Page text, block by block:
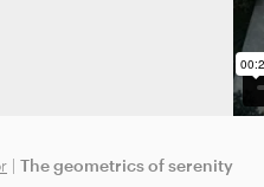
| The geometrics of serenity